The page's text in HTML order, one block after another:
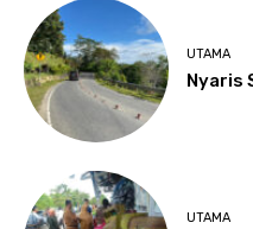
UTAMA
Nyaris
UTAMA